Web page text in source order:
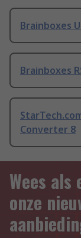
Brainboxes
Brainboxes
Converter 8
Wees
onze